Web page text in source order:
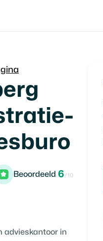
Beoordeeld 6/10
advieskantoor in